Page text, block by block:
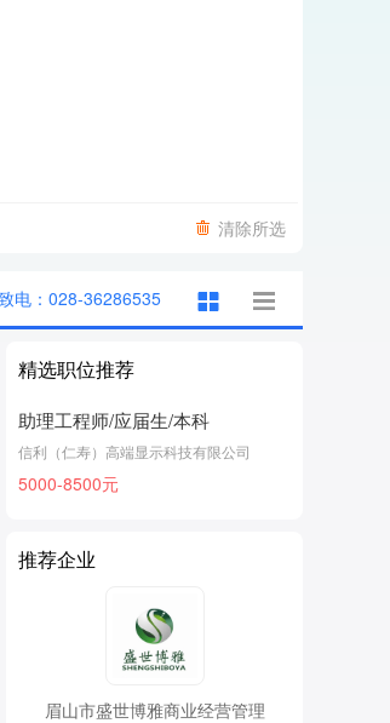
清除所选
电：028-36286535
精选职位推荐
助理工程师/应届生/本科
信利（仁寿）高端显示科技有限公司
5000-8500元
推荐企业
眉山市盛世博雅商业经营管理